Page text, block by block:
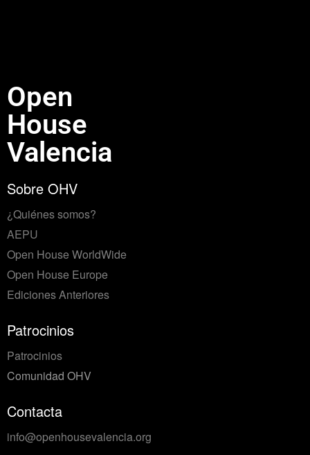
Open
House
Valencia
Sobre OHV
¿Quiénes somos?
AEPU
Open House WorldWide
Open House Europe
Ediciones Anteriores
Patrocinios
Patrocinios
Comunidad OHV
Contacta
info@openhousevalencia.org